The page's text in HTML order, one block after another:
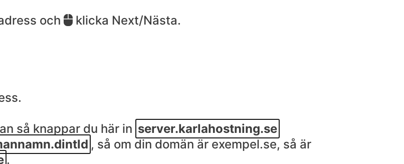
och klicka Next/Nästa.
så knappar du här in server.karlahostning.se
, så om din domän är exempel.se, så är
.